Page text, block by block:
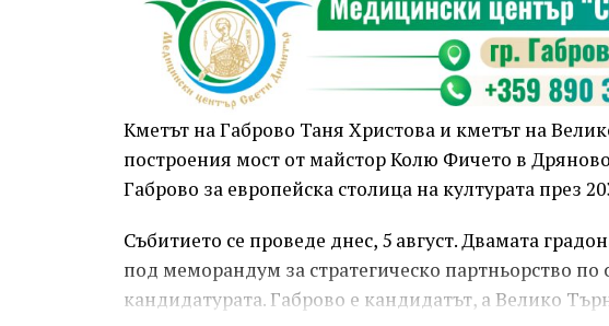
Кметът на Габрово Таня Христова и кметът на
построения мост от майстор Колю Фичето в
Габрово за европейска столица на културата през
Събитието се проведе днес, 5 август. Двамата
под меморандум за стратегическо партньорство по
кандидатурата. Габрово е кандидатът, а Велико